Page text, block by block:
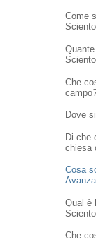
Come
Che
Dove
Di che
chiesa
Cosa
Qual è
Che